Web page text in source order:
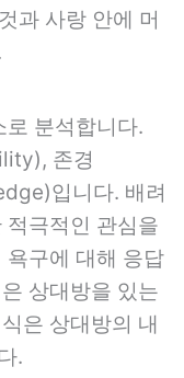
과 사랑 안에 머
분석합니다.
존경
입니다. 배려
극적인 관심을
욕구에 대해 응답
상대방을 있는
은 상대방의 내
.